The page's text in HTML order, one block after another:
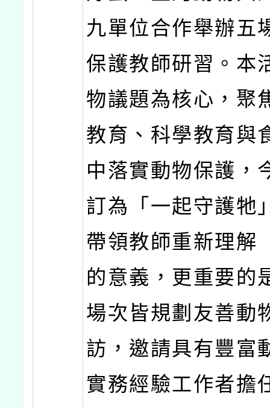
九單位合作舉辦五
保護教師研習。本
物議題為核心，聚
教育、科學教育與
中落實動物保護，
訂為「一起守護牠
帶領教師重新理解
的意義，更重要的
場次皆規劃友善動
訪，邀請具有豐富
實務經驗工作者擔